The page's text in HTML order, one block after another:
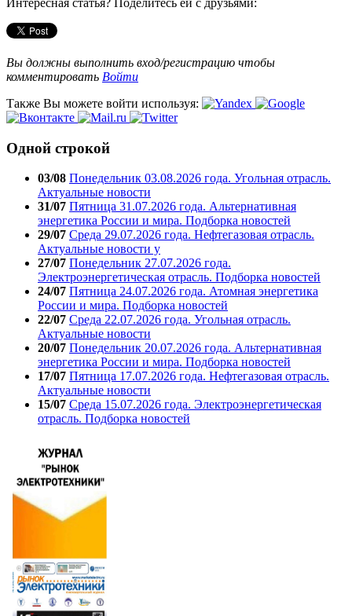
Вы должны выполнить вход/регистрацию чтобы
комментировать Войти
Также Вы можете войти используя:
Одной строкой
03/08 Понедельник 03.08.2026 года. Угольная отрасль.
Актуальные новости
31/07 Пятница 31.07.2026 года. Альтернативная
энергетика России и мира. Подборка новостей
29/07 Среда 29.07.2026 года. Нефтегазовая отрасль.
Актуальные новости у
27/07 Понедельник 27.07.2026 года.
Электроэнергетическая отрасль. Подборка новостей
24/07 Пятница 24.07.2026 года. Атомная энергетика
России и мира. Подборка новостей
22/07 Среда 22.07.2026 года. Угольная отрасль.
Актуальные новости
20/07 Понедельник 20.07.2026 года. Альтернативная
энергетика России и мира. Подборка новостей
17/07 Пятница 17.07.2026 года. Нефтегазовая отрасль.
Актуальные новости
15/07 Среда 15.07.2026 года. Электроэнергетическая
отрасль. Подборка новостей